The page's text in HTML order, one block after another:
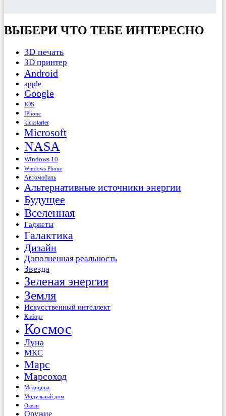
ВЫБЕРИ ЧТО ТЕБЕ ИНТЕРЕСНО
3D печать
3D принтер
Android
apple
Google
IOS
IPhone
kickstarter
Microsoft
NASA
Windows 10
Windows Phone
Автомобиль
Альтернативные источники энергии
Будущее
Вселенная
Гаджеты
Галактика
Дизайн
Дополненная реальность
Звезда
Зеленая энергия
Земля
Искусственный интеллект
Киборг
Космос
Луна
МКС
Марс
Марсоход
Медицина
Модульный дом
Океан
Оружие